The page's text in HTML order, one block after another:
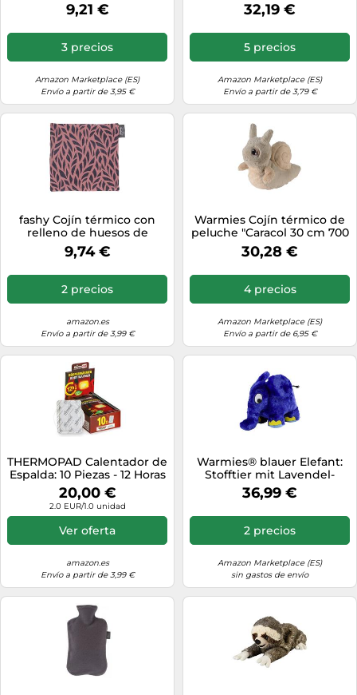
9,21 €
3 precios
Amazon Marketplace (ES)
Envío a partir de 3,95 €
32,19 €
5 precios
Amazon Marketplace (ES)
Envío a partir de 3,79 €
fashy Cojín térmico con
relleno de huesos de
cereza, cámara de algodón,
color rojo
9,74 €
2 precios
amazon.es
Envío a partir de 3,99 €
Warmies Cojín térmico de
peluche "Caracol 30 cm 700
g (exclusivo diseño
Warmies para Greenlife
30,28 €
4 precios
Amazon Marketplace (ES)
Envío a partir de 6,95 €
THERMOPAD Calentador de
Espalda: 10 Piezas - 12 Horas
de Calor - Activado por Aire
- Uso inmediato
20,00 €
2.0 EUR/1.0 unidad
Ver oferta
amazon.es
Envío a partir de 3,99 €
Warmies® blauer Elefant:
Stofftier mit Lavendel-
Füllung
36,99 €
2 precios
Amazon Marketplace (ES)
sin gastos de envío